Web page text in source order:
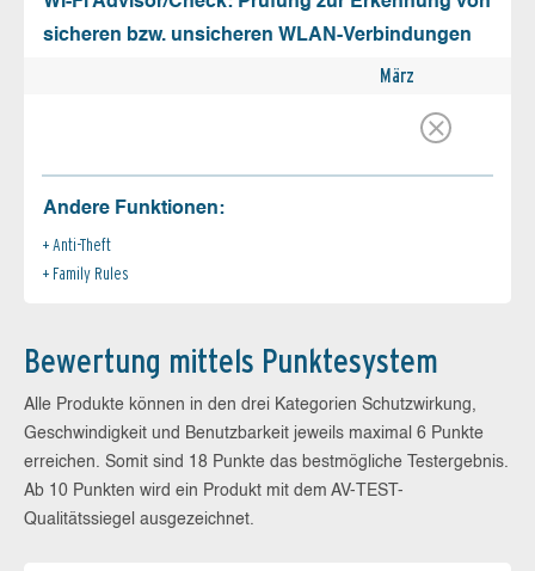
sicheren bzw. unsicheren WLAN-Verbindungen
März
Andere Funktionen:
Anti-Theft
Family Rules
Bewertung mittels Punktesystem
Alle Produkte können in den drei Kategorien Schutzwirkung,
Geschwindigkeit und Benutzbarkeit jeweils maximal 6 Punkte
erreichen. Somit sind 18 Punkte das bestmögliche Testergebnis.
Ab 10 Punkten wird ein Produkt mit dem AV-TEST-
Qualitätssiegel ausgezeichnet.